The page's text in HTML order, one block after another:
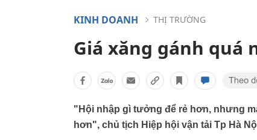
KINH DOANH THỊ TRƯỜNG
Giá xăng gánh quá
"Hội nhập gì tưởng để rẻ hơn, nhưng
hơn", chủ tịch Hiệp hội vận tải Tp Hà